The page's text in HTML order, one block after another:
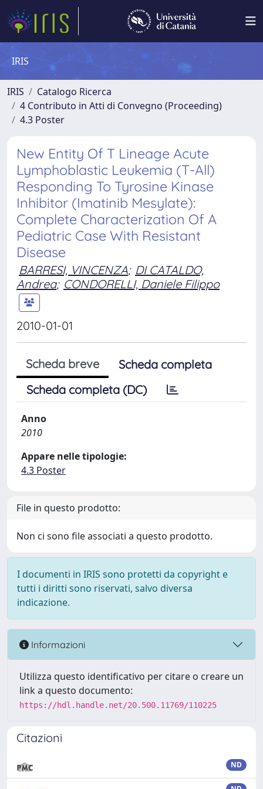
IRIS
IRIS
Catalogo Ricerca
4 Contributo in Atti di Convegno (Proceeding)
4.3 Poster
New Entity Of T Lineage Acute
Lymphoblastic Leukemia (T-All)
Responding To Tyrosine Kinase
Inhibitor (Imatinib Mesylate):
Complete Characterization Of A
Pediatric Case With Resistant
Disease
BARRESI, VINCENZA; DI CATALDO,
Andrea; CONDORELLI, Daniele Filippo
2010-01-01
Scheda breve
Scheda completa
Scheda completa (DC)
Anno
2010
Appare nelle tipologie:
4.3 Poster
File in questo prodotto:
Non ci sono file associati a questo prodotto.
I documenti in IRIS sono protetti da copyright e
tutti i diritti sono riservati, salvo diversa
indicazione.
Informazioni
Utilizza questo identificativo per citare o creare un
link a questo documento:
https://hdl.handle.net/20.500.11769/110225
Citazioni
ND